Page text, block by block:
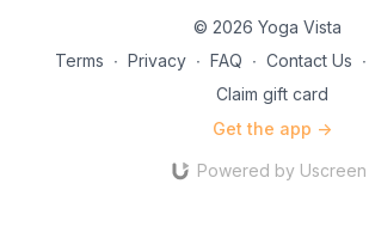
© 2026 Yoga Vista
Terms ∙ Privacy ∙ FAQ ∙ Contact Us ∙
Claim gift card
Get the app ->
Powered by Uscreen